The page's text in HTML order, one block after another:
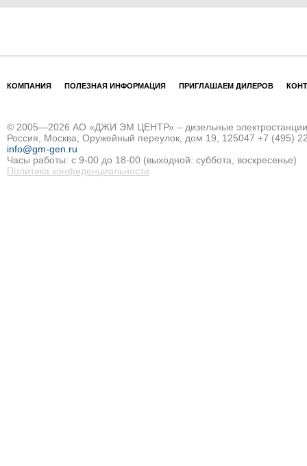
КОМПАНИЯ ПОЛЕЗНАЯ ИНФОРМАЦИЯ ПРИГЛАШАЕМ ДИЛЕРОВ
© 2005—2026 АО «ДЖИ ЭМ ЦЕНТР» – дизельные электростанции
Россия, Москва, Оружейный переулок, дом 19, 125047 +7 (495)
info@gm-gen.ru
Часы работы: с 9-00 до 18-00 (выходной: суббота, воскресенье)
Политика конфиденциальности